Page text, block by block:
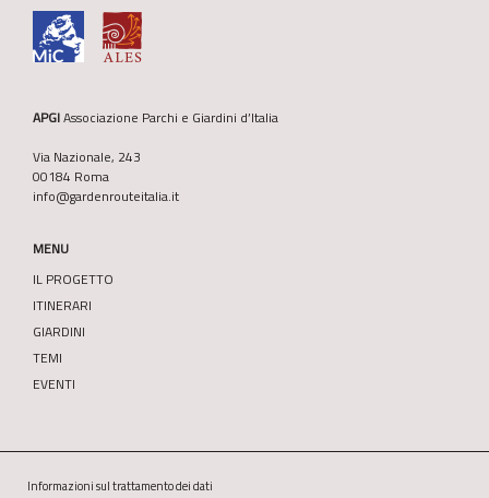
APGIAssociazione Parchi e Giardini d’Italia
Via Nazionale, 243
00184 Roma
info@gardenrouteitalia.it
MENU
IL PROGETTO
ITINERARI
GIARDINI
TEMI
EVENTI
Informazioni sul trattamento dei dati